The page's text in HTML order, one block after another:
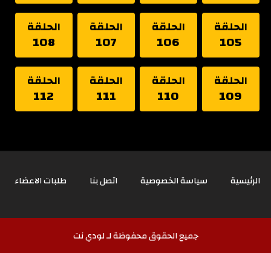
الحلقة
105
الحلقة
106
الحلقة
107
الحلقة
108
الحلقة
109
الحلقة
110
الحلقة
111
الحلقة
112
الرئيسية سياسة الخصوصية اتصل بنا طلبات الاعضاء
جميع الحقوق محفوظة لـ لودي نت